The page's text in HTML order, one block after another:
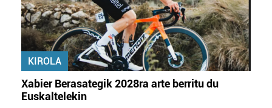
KIROLA
Xabier Berasategik 2028ra arte berritu du
Euskaltelekin